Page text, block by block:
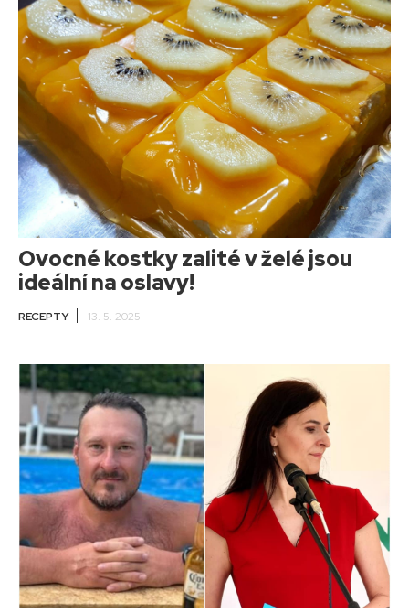
Ovocné kostky zalité v želé jsou
ideální na oslavy!
RECEPTY 13. 5. 2025